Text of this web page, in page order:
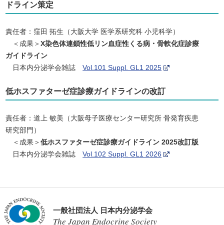
ドライン策定
責任者：窪田 拓生（大阪大学 医学系研究科 小児科学）
＜成果＞X染色体連鎖性低リン血症性くる病・骨軟化症診療
ガイドライン
日本内分泌学会雑誌Vol.101 Suppl. GL1 2025
低ホスファターゼ症診療ガイドラインの改訂
責任者：道上 敏美（大阪母子医療センター研究所 骨発育疾患
研究部門）
＜成果＞低ホスファターゼ症診療ガイドライン 2025改訂版
日本内分泌学会雑誌Vol.102 Suppl. GL1 2026
一般社団法人 日本内分泌学会
The Japan Endocrine Society